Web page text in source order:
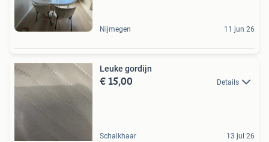
Nijmegen 11 jun 26
Leuke gordijn
€ 15,00 Details
Schalkhaar 13 jul 26